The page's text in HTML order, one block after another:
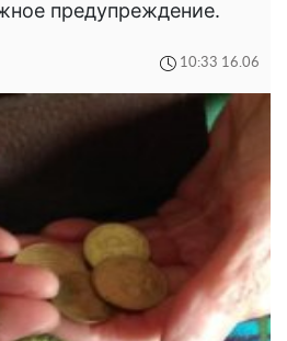
предупреждение.
10:33 16.06